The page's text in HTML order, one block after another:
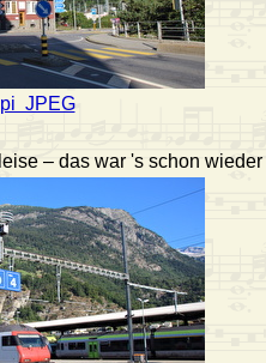
JPEG
– das war 's schon wieder